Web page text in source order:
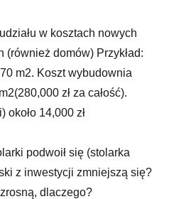
w kosztach nowych
domów) Przykład:
m2. Koszt wybudownia
zł za całość).
około 14,000 zł
podwoił się (stolarka
z inwestycji zmniejszą się?
dlaczego?